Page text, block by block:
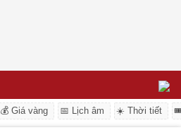
💰 Giá vàng 📅 Lịch âm ☀️ Thời tiết